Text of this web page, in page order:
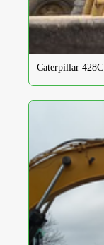
Caterpillar 428C